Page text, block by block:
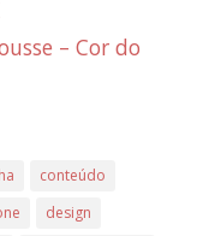
– Cor do
conteúdo
design